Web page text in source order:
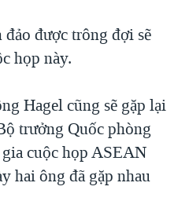
đảo được trông đợi sẽ
họp này.
Hagel cũng sẽ gặp lại
trưởng Quốc phòng
cuộc họp ASEAN
hai ông đã gặp nhau